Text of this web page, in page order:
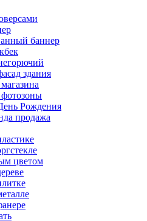
баннер
здания
Рождения
продажа
цветом